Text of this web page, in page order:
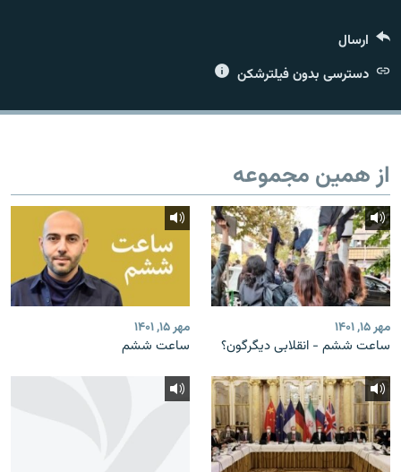
زبان‌های دیگر
ارسال
دسترسی بدون فیلترشکن
از همین مجموعه
مهر ۱۵, ۱۴۰۱
ساعت ششم - انقلابی دیگرگون؟
مهر ۱۵, ۱۴۰۱
ساعت‌ ششم